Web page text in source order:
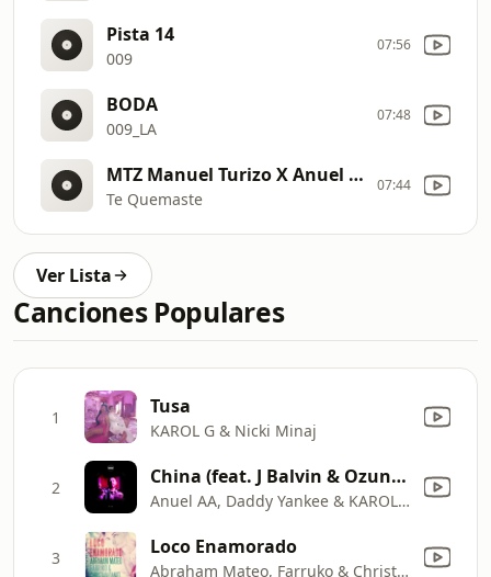
Pista 14
009
07:56
BODA
009_LA
07:48
MTZ Manuel Turizo X Anuel AA | Video Oficial
Te Quemaste
07:44
Ver Lista
Canciones Populares
1 Tusa
KAROL G & Nicki Minaj
2 China (feat. J Balvin & Ozuna) [Mixed]
Anuel AA, Daddy Yankee & KAROL G
3 Loco Enamorado
Abraham Mateo, Farruko & Christian Daniel